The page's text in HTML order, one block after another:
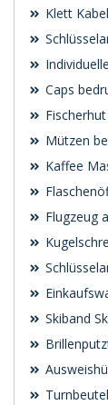
Klett
Caps
Mützen
Kaffee
Flugzeug
Skiband